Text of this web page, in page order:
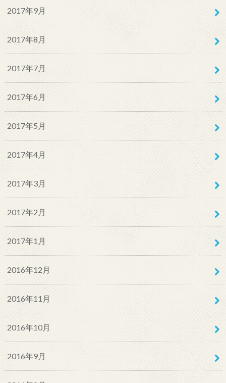
2017年9月
2017年8月
2017年7月
2017年6月
2017年5月
2017年4月
2017年3月
2017年2月
2017年1月
2016年12月
2016年11月
2016年10月
2016年9月